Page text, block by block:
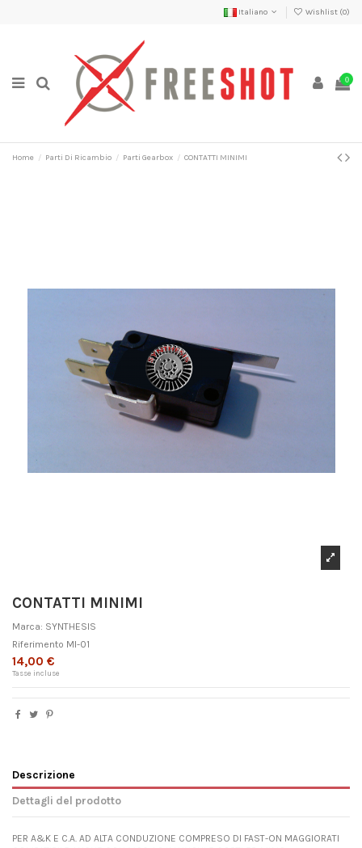
Italiano Wishlist (0)
0
Home Parti Di Ricambio Parti Gearbox CONTATTI MINIMI
CONTATTI MINIMI
Marca: SYNTHESIS
Riferimento MI-01
14,00 €
Tasse incluse
Descrizione
Dettagli del prodotto
PER A&K E C.A. AD ALTA CONDUZIONE COMPRESO DI FAST-ON MAGGIORATI